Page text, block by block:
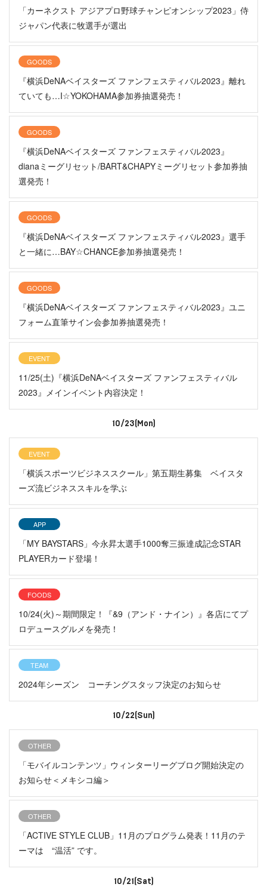
「カーネクスト アジアプロ野球チャンピオンシップ2023」侍
ジャパン代表に牧選手が選出
GOODS
『横浜DeNAベイスターズ ファンフェスティバル2023』離れ
ていても…I☆YOKOHAMA参加券抽選発売！
GOODS
『横浜DeNAベイスターズ ファンフェスティバル2023』
dianaミーグリセット/BART&CHAPYミーグリセット参加券抽
選発売！
GOODS
『横浜DeNAベイスターズ ファンフェスティバル2023』選手
と一緒に…BAY☆CHANCE参加券抽選発売！
GOODS
『横浜DeNAベイスターズ ファンフェスティバル2023』ユニ
フォーム直筆サイン会参加券抽選発売！
EVENT
11/25(土)『横浜DeNAベイスターズ ファンフェスティバル
2023』メインイベント内容決定！
10/23(Mon)
EVENT
「横浜スポーツビジネススクール」第五期生募集 ベイスタ
ーズ流ビジネススキルを学ぶ
APP
「MY BAYSTARS」今永昇太選手1000奪三振達成記念STAR
PLAYERカード登場！
FOODS
10/24(火)～期間限定！『&9（アンド・ナイン）』各店にてプ
ロデュースグルメを発売！
TEAM
2024年シーズン コーチングスタッフ決定のお知らせ
10/22(Sun)
OTHER
「モバイルコンテンツ」ウィンターリーグブログ開始決定の
お知らせ＜メキシコ編＞
OTHER
「ACTIVE STYLE CLUB」11月のプログラム発表！11月のテ
ーマは “温活” です。
10/21(Sat)